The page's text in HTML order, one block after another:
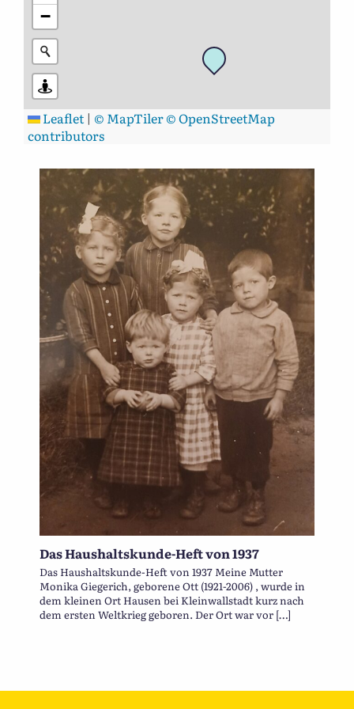
−
Leaflet | © MapTiler© OpenStreetMap
contributors
Das Haushaltskunde-Heft von 1937
Das Haushaltskunde-Heft von 1937 Meine Mutter
Monika Giegerich, geborene Ott (1921-2006) , wurde in
dem kleinen Ort Hausen bei Kleinwallstadt kurz nach
dem ersten Weltkrieg geboren. Der Ort war vor […]